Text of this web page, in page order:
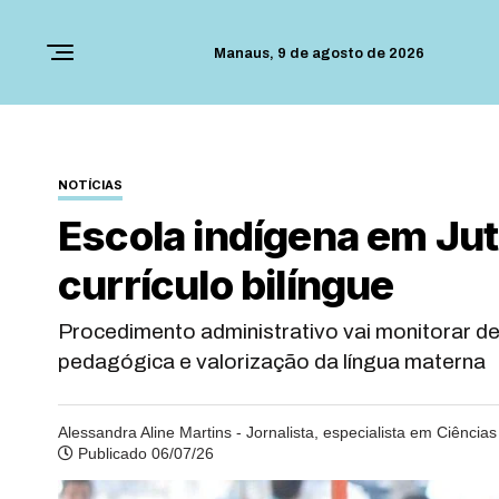
Manaus, 9 de agosto de 2026
NOTÍCIAS
Escola indígena em
currículo bilíngue
Procedimento administrativo vai monitorar
pedagógica e valorização da língua materna
Alessandra Aline Martins - Jornalista, especialista em
Publicado 06/07/26